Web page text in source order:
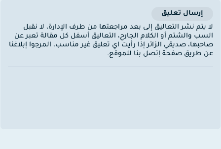
إرسال تعليق
يتم نشر التعاليق إلى بعد مراجعتها من طرف الإدارة، لا نقبل
والشتم أو الكلام الجارح، التعاليق أسفل كل مقالة تعبر عن
صديقي الزائر إذا رأيت اي تعليق غير مناسب، المرجوا إبلاغنا
طريق صفحة إتصل بنا للموقع.